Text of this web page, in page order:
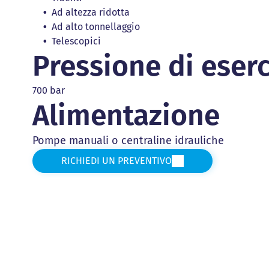
Ad altezza ridotta
Ad alto tonnellaggio
Telescopici
Pressione di
700 bar
Alimentazione
Pompe manuali o centraline idrauliche
RICHIEDI UN PREVENTIVO